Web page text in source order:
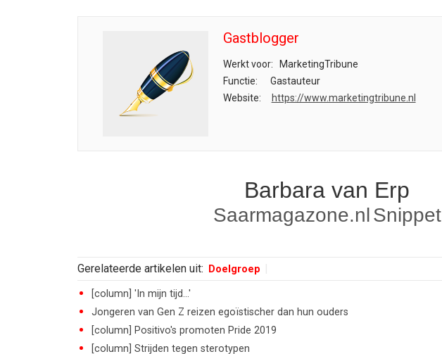
Gastblogger
Werkt voor:
MarketingTribune
Functie:
Gastauteur
Website:
https://www.marketingtribune.nl
Barbara van Erp
Saarmagazone.nlSnippet
Gerelateerde artikelen uit: Doelgroep
[column] 'In mijn tijd...'
Jongeren van Gen Z reizen egoïstischer dan hun ouders
[column] Positivo's promoten Pride 2019
[column] Strijden tegen sterotypen